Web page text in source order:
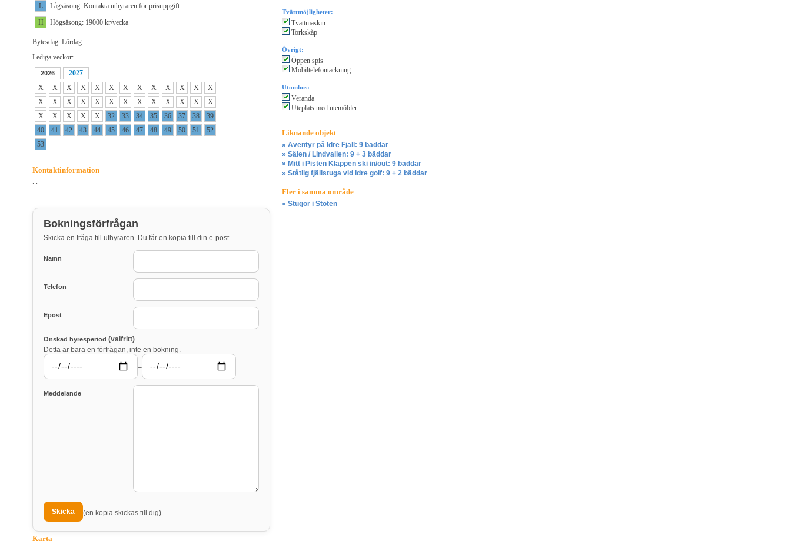
L
Lågsäsong: Kontakta uthyraren för prisuppgift
H
Högsäsong: 19000 kr/vecka
Bytesdag: Lördag
Lediga veckor:
2026
2027
X
X X X X X X X X X X X
X
X
X X X X X X X X X X X
X
X
X X X X 32 33 34 35 36 37 38
39
40
41 42 43 44 45 46 47 48 49 50 51
52
53
Kontaktinformation
. .
Bokningsförfrågan
Skicka en fråga till uthyraren. Du får en kopia till din e-post.
Namn
Telefon
Epost
Önskad hyresperiod (valfritt)
Detta är bara en förfrågan, inte en bokning.
–
Meddelande
(en kopia skickas till dig)
Tvättmöjligheter:
Tvättmaskin
Torkskåp
Övrigt:
Öppen spis
Mobiltelefontäckning
Utomhus:
Veranda
Uteplats med utemöbler
Liknande objekt
» Äventyr på Idre Fjäll: 9 bäddar
» Sälen / Lindvallen: 9 + 3 bäddar
» Mitt i Pisten Kläppen ski in/out: 9 bäddar
» Ståtlig fjällstuga vid Idre golf: 9 + 2 bäddar
Fler i samma område
» Stugor i Stöten
Karta